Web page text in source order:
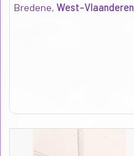
Bredene, West-Vlaanderen